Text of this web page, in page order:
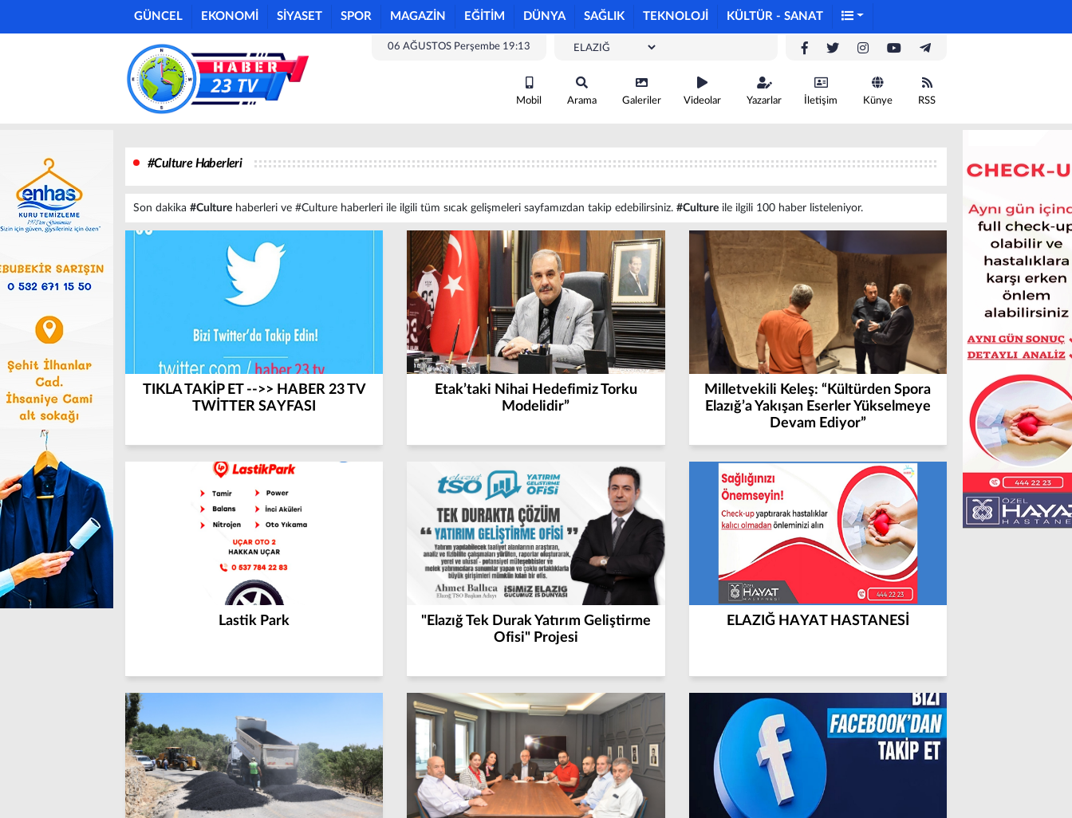
GÜNCEL EKONOMİ SİYASET SPOR MAGAZİN EĞİTİM DÜNYA SAĞLIK TEKNOLOJİ KÜLTÜR - SANAT
06 AĞUSTOS Perşembe 19:13
Mobil Arama Galeriler Videolar Yazarlar İletişim Künye RSS
#Culture Haberleri
Son dakika #Culture haberleri ve #Culture haberleri ile ilgili tüm sıcak gelişmeleri sayfamızdan takip edebilirsiniz. #Culture ile ilgili 100 haber listeleniyor.
TIKLA TAKİP ET -->> HABER 23 TV
TWİTTER SAYFASI
Etak’taki Nihai Hedefimiz Torku
Modelidir”
Milletvekili Keleş: “Kültürden Spora
Elazığ’a Yakışan Eserler Yükselmeye
Devam Ediyor”
Lastik Park
"Elazığ Tek Durak Yatırım Geliştirme
Ofisi" Projesi
ELAZIĞ HAYAT HASTANESİ